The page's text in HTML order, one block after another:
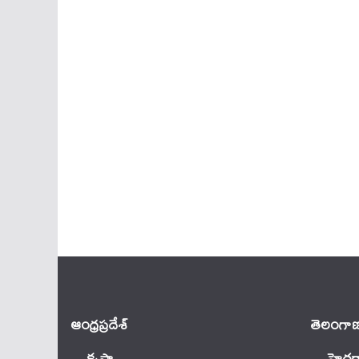
ఆంధ్ర‌ప్ర‌దేశ్